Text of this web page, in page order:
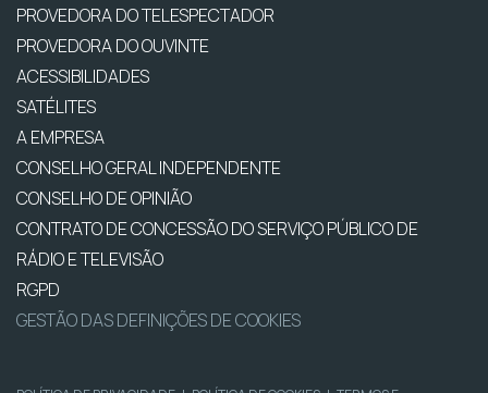
PROVEDORA DO TELESPECTADOR
PROVEDORA DO OUVINTE
ACESSIBILIDADES
SATÉLITES
A EMPRESA
CONSELHO GERAL INDEPENDENTE
CONSELHO DE OPINIÃO
CONTRATO DE CONCESSÃO DO SERVIÇO PÚBLICO DE
RÁDIO E TELEVISÃO
RGPD
GESTÃO DAS DEFINIÇÕES DE COOKIES